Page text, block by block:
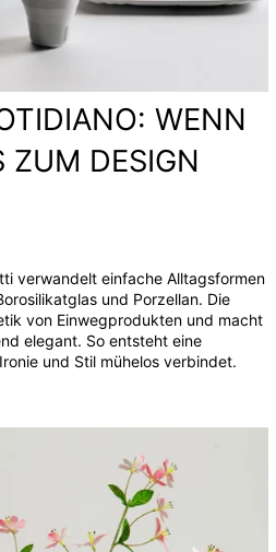
WENN
ZUM DESIGN
verwandelt einfache Alltagsformen
und Porzellan. Die
von Einwegprodukten und macht
elegant. So entsteht eine
und Stil mühelos verbindet.